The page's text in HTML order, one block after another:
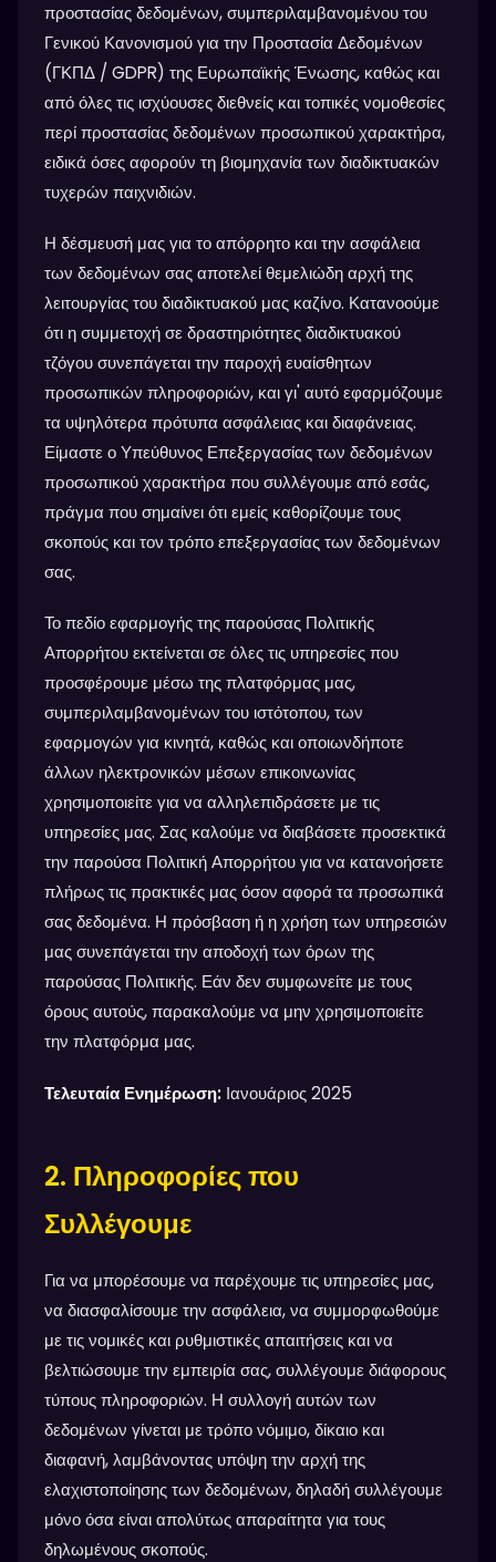
προστασίας δεδομένων, συμπεριλαμβανομένου του
Γενικού Κανονισμού για την Προστασία Δεδομένων
(ΓΚΠΔ / GDPR) της Ευρωπαϊκής Ένωσης, καθώς και
από όλες τις ισχύουσες διεθνείς και τοπικές νομοθεσίες
περί προστασίας δεδομένων προσωπικού χαρακτήρα,
ειδικά όσες αφορούν τη βιομηχανία των διαδικτυακών
τυχερών παιχνιδιών.
Η δέσμευσή μας για το απόρρητο και την ασφάλεια
των δεδομένων σας αποτελεί θεμελιώδη αρχή της
λειτουργίας του διαδικτυακού μας καζίνο. Κατανοούμε
ότι η συμμετοχή σε δραστηριότητες διαδικτυακού
τζόγου συνεπάγεται την παροχή ευαίσθητων
προσωπικών πληροφοριών, και γι' αυτό εφαρμόζουμε
τα υψηλότερα πρότυπα ασφάλειας και διαφάνειας.
Είμαστε ο Υπεύθυνος Επεξεργασίας των δεδομένων
προσωπικού χαρακτήρα που συλλέγουμε από εσάς,
πράγμα που σημαίνει ότι εμείς καθορίζουμε τους
σκοπούς και τον τρόπο επεξεργασίας των δεδομένων
σας.
Το πεδίο εφαρμογής της παρούσας Πολιτικής
Απορρήτου εκτείνεται σε όλες τις υπηρεσίες που
προσφέρουμε μέσω της πλατφόρμας μας,
συμπεριλαμβανομένων του ιστότοπου, των
εφαρμογών για κινητά, καθώς και οποιωνδήποτε
άλλων ηλεκτρονικών μέσων επικοινωνίας
χρησιμοποιείτε για να αλληλεπιδράσετε με τις
υπηρεσίες μας. Σας καλούμε να διαβάσετε προσεκτικά
την παρούσα Πολιτική Απορρήτου για να κατανοήσετε
πλήρως τις πρακτικές μας όσον αφορά τα προσωπικά
σας δεδομένα. Η πρόσβαση ή η χρήση των υπηρεσιών
μας συνεπάγεται την αποδοχή των όρων της
παρούσας Πολιτικής. Εάν δεν συμφωνείτε με τους
όρους αυτούς, παρακαλούμε να μην χρησιμοποιείτε
την πλατφόρμα μας.
Τελευταία Ενημέρωση: Ιανουάριος 2025
2. Πληροφορίες που
Συλλέγουμε
Για να μπορέσουμε να παρέχουμε τις υπηρεσίες μας,
να διασφαλίσουμε την ασφάλεια, να συμμορφωθούμε
με τις νομικές και ρυθμιστικές απαιτήσεις και να
βελτιώσουμε την εμπειρία σας, συλλέγουμε διάφορους
τύπους πληροφοριών. Η συλλογή αυτών των
δεδομένων γίνεται με τρόπο νόμιμο, δίκαιο και
διαφανή, λαμβάνοντας υπόψη την αρχή της
ελαχιστοποίησης των δεδομένων, δηλαδή συλλέγουμε
μόνο όσα είναι απολύτως απαραίτητα για τους
δηλωμένους σκοπούς.